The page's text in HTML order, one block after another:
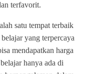
terfavorit.
satu tempat terbaik
yang terpercaya
mendapatkan harga
hanya ada di